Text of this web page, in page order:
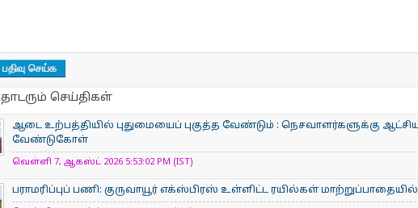
செய்திகள்
ஆடை உற்பத்தியில் புதுமையைப் புகுத்த வேண்டும் : நெசவாளர்களுக்கு
வேண்டுகோள்
வெள்ளி 7, ஆகஸ்ட் 2026 5:53:02 PM (IST)
பராமரிப்புப் பணி: குருவாயூர் எக்ஸ்பிரஸ் உள்ளிட்ட ரயில்கள்